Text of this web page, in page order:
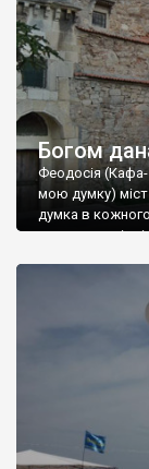
Богом
Феодосія (Кафа-
мою думку)
думка в
запрошую